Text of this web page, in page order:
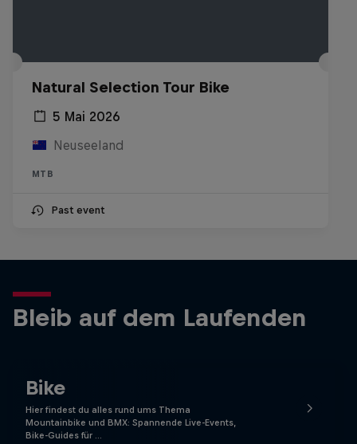
Natural Selection Tour Bike
5 Mai 2026
Neuseeland
MTB
Past event
Bleib auf dem Laufenden
Bike
Hier findest du alles rund ums Thema
Mountainbike und BMX: Spannende Live-Events,
Bike-Guides für …